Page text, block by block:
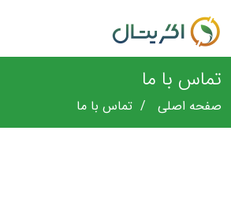
تماس با ما
صفحه اصلی تماس با ما